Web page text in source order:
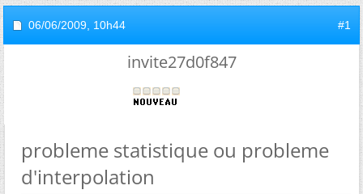
06/06/2009, 10h44 #1
invite27d0f847
probleme statistique ou probleme
d'interpolation